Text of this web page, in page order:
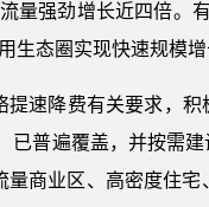
量强劲增长近四倍。
生态圈实现快速规模
提速降费有关要求，
已普遍覆盖，并按需
商业区、高密度住